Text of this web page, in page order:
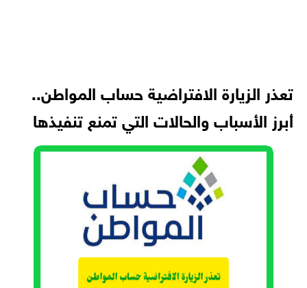
تعذر الزيارة الافتراضية حساب المواطن..
أبرز الأسباب والحالات التي تمنع تنفيذها